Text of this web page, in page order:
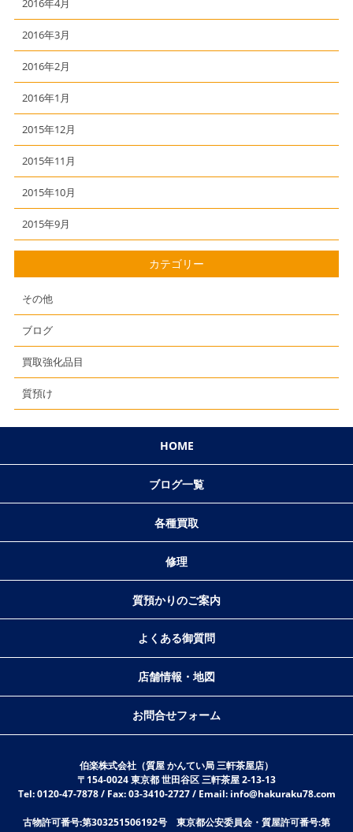
2016年4月
2016年3月
2016年2月
2016年1月
2015年12月
2015年11月
2015年10月
2015年9月
カテゴリー
その他
ブログ
買取強化品目
質預け
HOME
ブログ一覧
各種買取
修理
質預かりのご案内
よくある御質問
店舗情報・地図
お問合せフォーム
伯楽株式会社（質屋 かんてい局 三軒茶屋店）
〒154-0024 東京都 世田谷区 三軒茶屋 2-13-13
Tel: 0120-47-7878 / Fax: 03-3410-2727 / Email: info@hakuraku78.com
古物許可番号:第303251506192号 東京都公安委員会・質屋許可番号:第